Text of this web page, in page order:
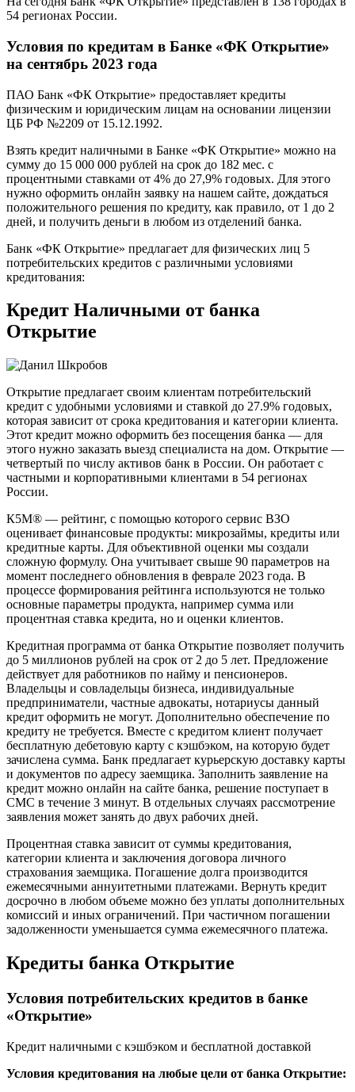
54 регионах России.
Условия по кредитам в Банке «ФК Открытие»
на сентябрь 2023 года
ПАО Банк «ФК Открытие» предоставляет кредиты
физическим и юридическим лицам на основании лицензии
ЦБ РФ №2209 от 15.12.1992.
Взять кредит наличными в Банке «ФК Открытие» можно на
сумму до 15 000 000 рублей на срок до 182 мес. с
процентными ставками от 4% до 27,9% годовых. Для этого
нужно оформить онлайн заявку на нашем сайте, дождаться
положительного решения по кредиту, как правило, от 1 до 2
дней, и получить деньги в любом из отделений банка.
Банк «ФК Открытие» предлагает для физических лиц 5
потребительских кредитов с различными условиями
кредитования:
Кредит Наличными от банка
Открытие
Открытие предлагает своим клиентам потребительский
кредит с удобными условиями и ставкой до 27.9% годовых,
которая зависит от срока кредитования и категории клиента.
Этот кредит можно оформить без посещения банка — для
этого нужно заказать выезд специалиста на дом. Открытие —
четвертый по числу активов банк в России. Он работает с
частными и корпоративными клиентами в 54 регионах
России.
К5М® — рейтинг, с помощью которого сервис ВЗО
оценивает финансовые продукты: микрозаймы, кредиты или
кредитные карты. Для объективной оценки мы создали
сложную формулу. Она учитывает свыше 90 параметров на
момент последнего обновления в феврале 2023 года. В
процессе формирования рейтинга используются не только
основные параметры продукта, например сумма или
процентная ставка кредита, но и оценки клиентов.
Кредитная программа от банка Открытие позволяет получить
до 5 миллионов рублей на срок от 2 до 5 лет. Предложение
действует для работников по найму и пенсионеров.
Владельцы и совладельцы бизнеса, индивидуальные
предприниматели, частные адвокаты, нотариусы данный
кредит оформить не могут. Дополнительно обеспечение по
кредиту не требуется. Вместе с кредитом клиент получает
бесплатную дебетовую карту с кэшбэком, на которую будет
зачислена сумма. Банк предлагает курьерскую доставку карты
и документов по адресу заемщика. Заполнить заявление на
кредит можно онлайн на сайте банка, решение поступает в
СМС в течение 3 минут. В отдельных случаях рассмотрение
заявления может занять до двух рабочих дней.
Процентная ставка зависит от суммы кредитования,
категории клиента и заключения договора личного
страхования заемщика. Погашение долга производится
ежемесячными аннуитетными платежами. Вернуть кредит
досрочно в любом объеме можно без уплаты дополнительных
комиссий и иных ограничений. При частичном погашении
задолженности уменьшается сумма ежемесячного платежа.
Кредиты банка Открытие
Условия потребительских кредитов в банке
«Открытие»
Кредит наличными с кэшбэком и бесплатной доставкой
Условия кредитования на любые цели от банка Открытие: